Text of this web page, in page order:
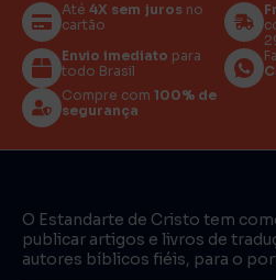
Até 4X sem juros no
cartão
Envio imediato para
todo Brasil
Compre com 100% de
segurança
O Estandarte de Cristo tem
publicar artigos e livros de
autores bíblicos fiéis, para o